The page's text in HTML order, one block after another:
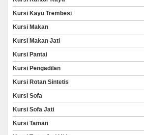
Kursi Kayu Trembesi
Kursi Makan
Kursi Makan Jati
Kursi Pantai
Kursi Pengadilan
Kursi Rotan Sintetis
Kursi Sofa
Kursi Sofa Jati
Kursi Taman